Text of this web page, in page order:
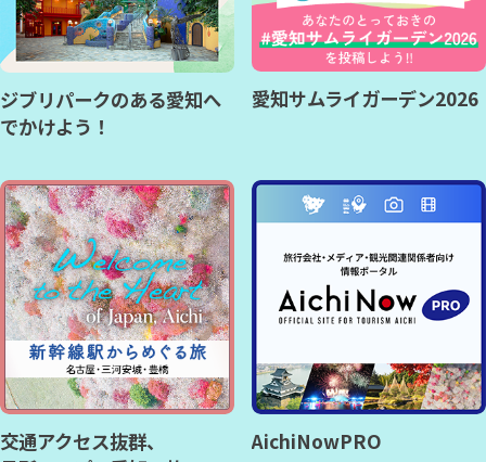
ジブリパークのある愛知へ
でかけよう！
愛知サムライガーデン2026
交通アクセス抜群、
AichiNowPRO